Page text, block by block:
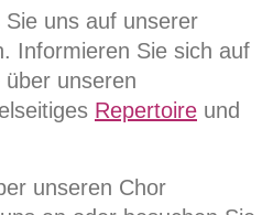
uns auf unserer
Informieren Sie sich auf
unseren
Repertoire und
unseren Chor